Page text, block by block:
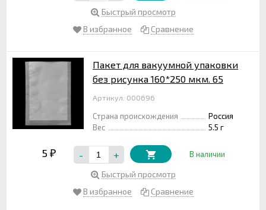
Быстрый просмотр
В избранное
Сравнение
Пакет для вакуумной упаковки
без рисунка 160*250 мкм. 65
Артикул: 000696
Страна происхождения
Россия
Вес
5.5 г
5 ₽ - + В наличии
Быстрый просмотр
В избранное
Сравнение